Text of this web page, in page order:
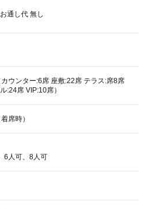
通し代 無し
ウンター:6席 座敷:22席 テラス:席8席
:24席 VIP:10席）
席時）
6人可、8人可